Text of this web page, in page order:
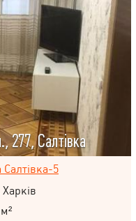
277, Салтівка
Салтівка-5
Харків